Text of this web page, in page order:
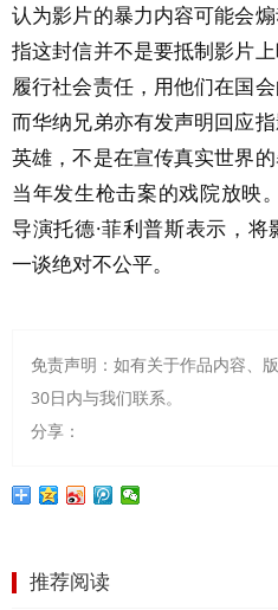
认为影片的暴力内容可能会
指这封信并不是要抵制影片
履行社会责任，用他们在国
而华纳兄弟亦有发声明回应
英雄，不是在宣传真实世界
当年发生枪击案的戏院放
导演托德·菲利普斯表示，
一谈绝对不公平。
免责声明：如有关于作品内容、
30日内与我们联系。
分享：
推荐阅读